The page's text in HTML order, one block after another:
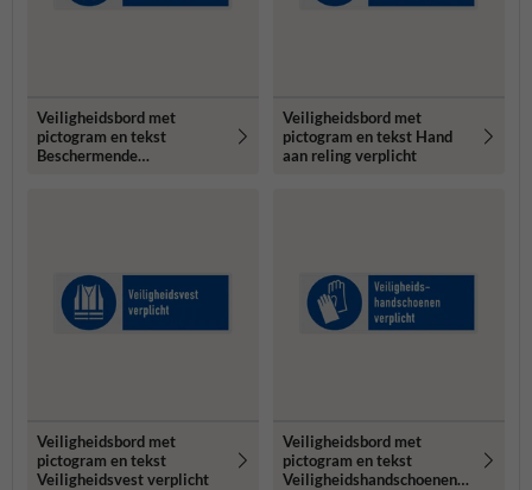
Veiligheidsbord met
pictogram en tekst
Beschermende
Veiligheidsbord met
pictogram en tekst Hand
aan reling verplicht
Veiligheidsbord met
pictogram en tekst
Veiligheidsvest verplicht
Veiligheidsbord met
pictogram en tekst
Veiligheidshandschoenen